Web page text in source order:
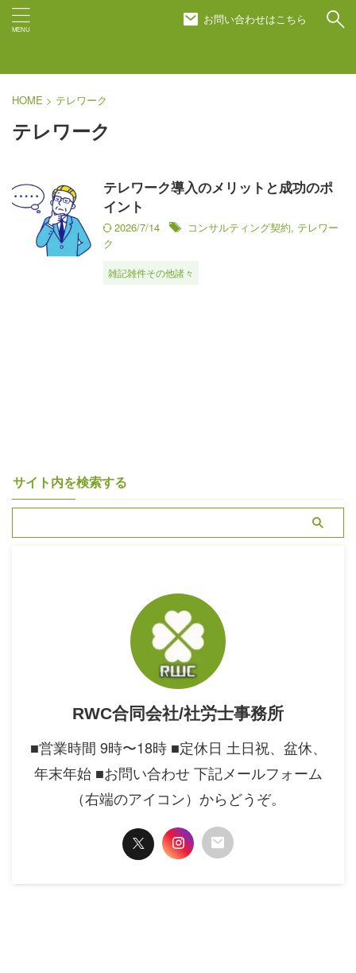
お問い合わせはこちら
HOME > テレワーク
テレワーク
テレワーク導入のメリットと成功のポ
イント
2026/7/14
コンサルティング契約, テレワー
ク
雑記雑件その他諸々
サイト内を検索する
RWC合同会社/社労士事務所
■営業時間 9時〜18時 ■定休日 土日祝、盆休、
年末年始 ■お問い合わせ 下記メールフォーム
（右端のアイコン）からどうぞ。